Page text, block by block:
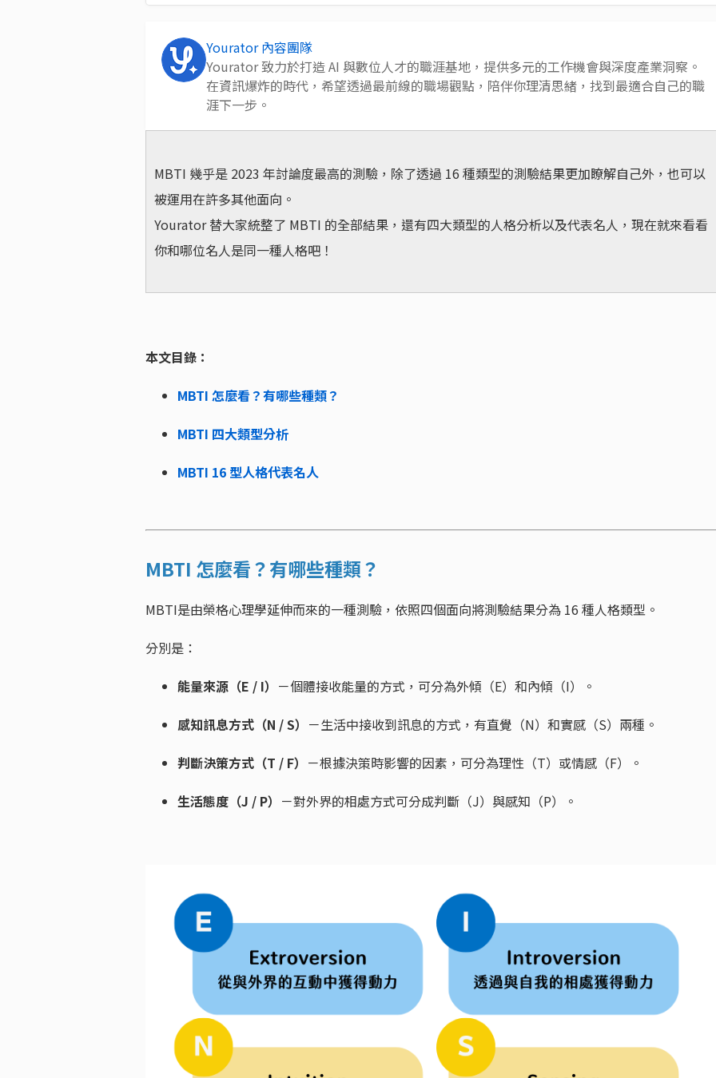
Yourator 內容團隊
Yourator 致力於打造 AI 與數位人才的職涯基地，提供多元的工作機會與深度產業洞察。
在資訊爆炸的時代，希望透過最前線的職場觀點，陪伴你理清思緒，找到最適合自己的職
涯下一步。
MBTI 幾乎是 2023 年討論度最高的測驗，除了透過 16 種類型的測驗結果更加瞭解自己外，也可以
被運用在許多其他面向。
Yourator 替大家統整了 MBTI 的全部結果，還有四大類型的人格分析以及代表名人，現在就來看看
你和哪位名人是同一種人格吧！
本文目錄：
MBTI 怎麼看？有哪些種類？
MBTI 四大類型分析
MBTI 16 型人格代表名人
MBTI 怎麼看？有哪些種類？
MBTI是由榮格心理學延伸而來的一種測驗，依照四個面向將測驗結果分為 16 種人格類型。
分別是：
能量來源（E / I） －個體接收能量的方式，可分為外傾（E）和內傾（I）。
感知訊息方式（N / S） －生活中接收到訊息的方式，有直覺（N）和實感（S）兩種。
判斷決策方式（T / F） －根據決策時影響的因素，可分為理性（T）或情感（F）。
生活態度（J / P） －對外界的相處方式可分成判斷（J）與感知（P）。